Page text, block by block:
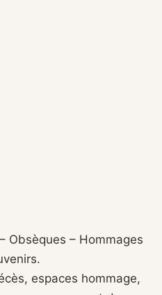
Obsèques – Hommages
espaces hommage,